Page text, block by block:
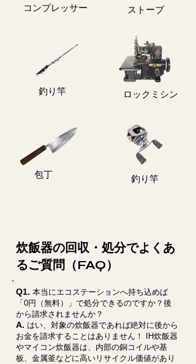
コンプレッサー ストーブ
釣り竿 ロックミシン
包丁 釣り竿
炊飯器の回収・処分でよくあ
るご質問（FAQ）
Q1. 本当にエコステーションへ持ち込めば
「0円（無料）」で処分できるのですか？後
から請求されませんか？
A. はい、対象の炊飯器であれば絶対に後から
お金を請求することはありません！ IH炊飯器
やマイコン炊飯器は、内部の銅コイルや基
板、金属釜などに高いリサイクル価値があり